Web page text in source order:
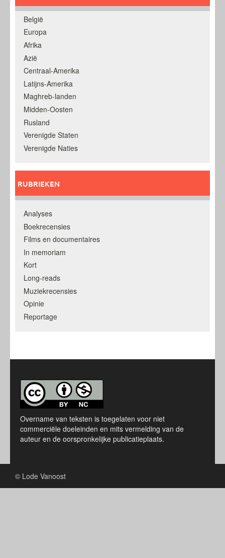
België
Europa
Afrika
Azië
Centraal-Amerika
Latijns-Amerika
Maghreb-landen
Midden-Oosten
Rusland
Verenigde Staten
Verenigde Naties
RUBRIEKEN
Analyses
Boekrecensies
Films en documentaires
In memoriam
Kort
Long-reads
Muziekrecensies
Opinie
Reportage
Overname van teksten is toegelaten voor niet
commerciële doeleinden en mits vermelding van de
auteur en de oorspronkelijke publicatieplaats.
© Lode Vanoost